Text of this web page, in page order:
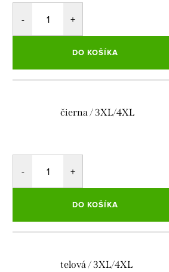
DO KOŠÍKA
čierna / 3XL/4XL
DO KOŠÍKA
telová / 3XL/4XL